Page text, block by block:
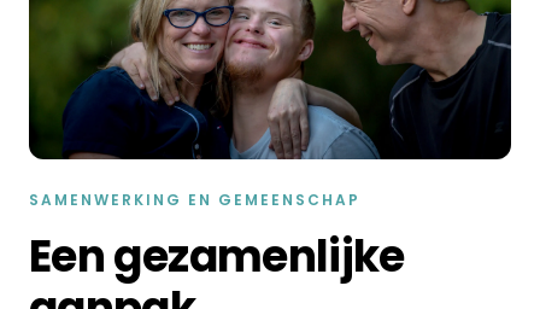
SAMENWERKING EN GEMEENSCHAP
Een gezamenlijke